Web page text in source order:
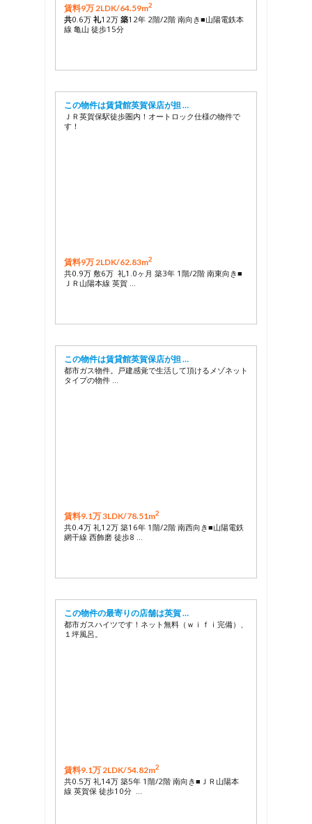
賃料9万 2LDK/64.59m2
共0.6万 礼12万 築12年 2階/2階 南向き■山陽電鉄本
線 亀山 徒歩15分
この物件は賃貸館英賀保店が担 …
ＪＲ英賀保駅徒歩圏内！オートロック仕様の物件で
す！
賃料9万 2LDK/62.83m2
共0.9万 敷6万 礼1.0ヶ月 築3年 1階/2階 南東向き■
ＪＲ山陽本線 英賀 …
この物件は賃貸館英賀保店が担 …
都市ガス物件。戸建感覚で生活して頂けるメゾネット
タイプの物件 …
賃料9.1万 3LDK/78.51m2
共0.4万 礼12万 築16年 1階/2階 南西向き■山陽電鉄
網干線 西飾磨 徒歩8 …
この物件の最寄りの店舗は英賀 …
都市ガスハイツです！ネット無料（ｗｉｆｉ完備）、
１坪風呂。
賃料9.1万 2LDK/54.82m2
共0.5万 礼14万 築5年 1階/2階 南向き■ＪＲ山陽本
線 英賀保 徒歩10分 …